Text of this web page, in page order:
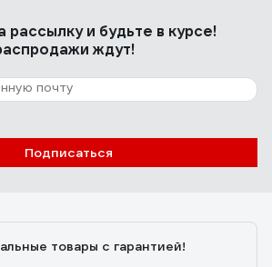
рассылкуи будьте в курсе!
ждут!
Подписаться
товары с гарантией!